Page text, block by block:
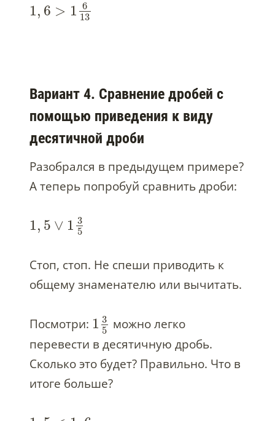
1, 6 > 1 6
13
Вариант 4. Сравнение дробей с
помощью приведения к виду
десятичной дроби
Разобрался в предыдущем примере?
А теперь попробуй сравнить дроби:
1, 5 ∨ 1 3
5
Стоп, стоп. Не спеши приводить к
общему знаменателю или вычитать.
Посмотри: 1 3
5 можно легко
перевести в десятичную дробь.
Сколько это будет? Правильно. Что в
итоге больше?